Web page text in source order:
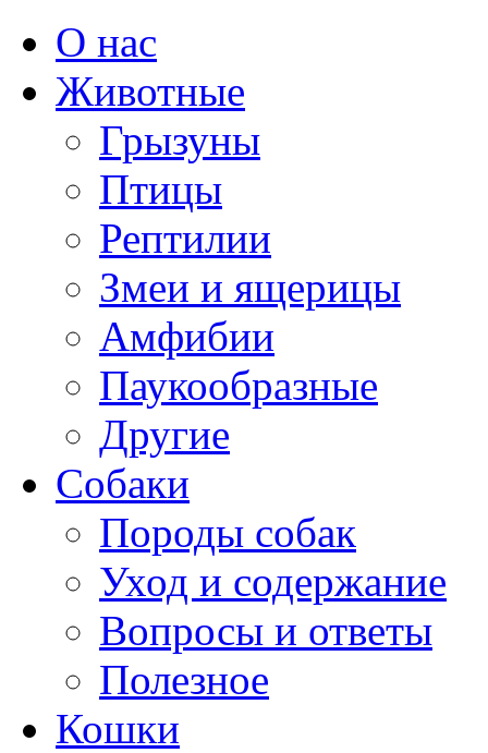
О нас
Животные
Грызуны
Птицы
Рептилии
Змеи и ящерицы
Амфибии
Паукообразные
Другие
Собаки
Породы собак
Уход и содержание
Вопросы и ответы
Полезное
Кошки